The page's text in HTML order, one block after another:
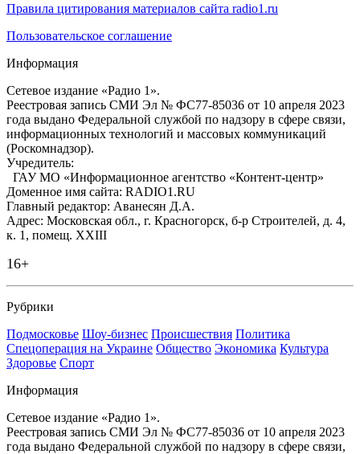
Правила цитирования материалов сайта radio1.ru
Пользовательское соглашение
Информация
Сетевое издание «Радио 1».
Реестровая запись СМИ Эл № ФС77-85036 от 10 апреля 2023
года выдано Федеральной службой по надзору в сфере связи,
информационных технологий и массовых коммуникаций
(Роскомнадзор).
Учредитель:
ГАУ МО «Информационное агентство «Контент-центр»
Доменное имя сайта: RADIO1.RU
Главный редактор: Аванесян Д.А.
Адрес: Московская обл., г. Красногорск, б-р Строителей, д. 4,
к. 1, помещ. XXIII
16+
Рубрики
Подмосковье Шоу-бизнес Происшествия Политика
Спецоперация на Украине Общество Экономика Культура
Здоровье Спорт
Информация
Сетевое издание «Радио 1».
Реестровая запись СМИ Эл № ФС77-85036 от 10 апреля 2023
года выдано Федеральной службой по надзору в сфере связи,